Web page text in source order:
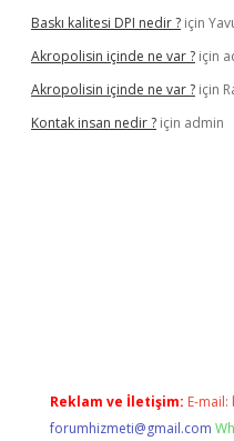
Baskı kalitesi DPI nedir ? için
Akropolisin içinde ne var ? için
Akropolisin içinde ne var ? için
Kontak insan nedir ? için admin
Reklam ve İletişim: E-mail:
forumhizmeti@gmail.com